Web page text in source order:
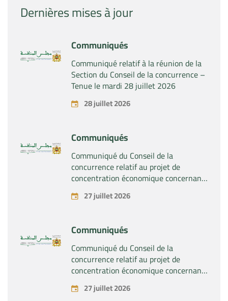
Dernières mises à jour
Communiqués
Communiqué relatif à la réunion de la
Section du Conseil de la concurrence –
Tenue le mardi 28 juillet 2026
28 juillet 2026
Communiqués
Communiqué du Conseil de la
concurrence relatif au projet de
concentration économique concernant
la prise du contrôle exclusif par la
société « Substipharm SAS » des actifs
pharmaceutiques « Rilutek » et «
Sabril » détenus par la société « Sanofi
SA »
27 juillet 2026
Communiqués
Communiqué du Conseil de la
concurrence relatif au projet de
concentration économique concernant
la prise du contrôle exclusif par la
société « Plastika Kritis SA » de la
27 juillet 2026